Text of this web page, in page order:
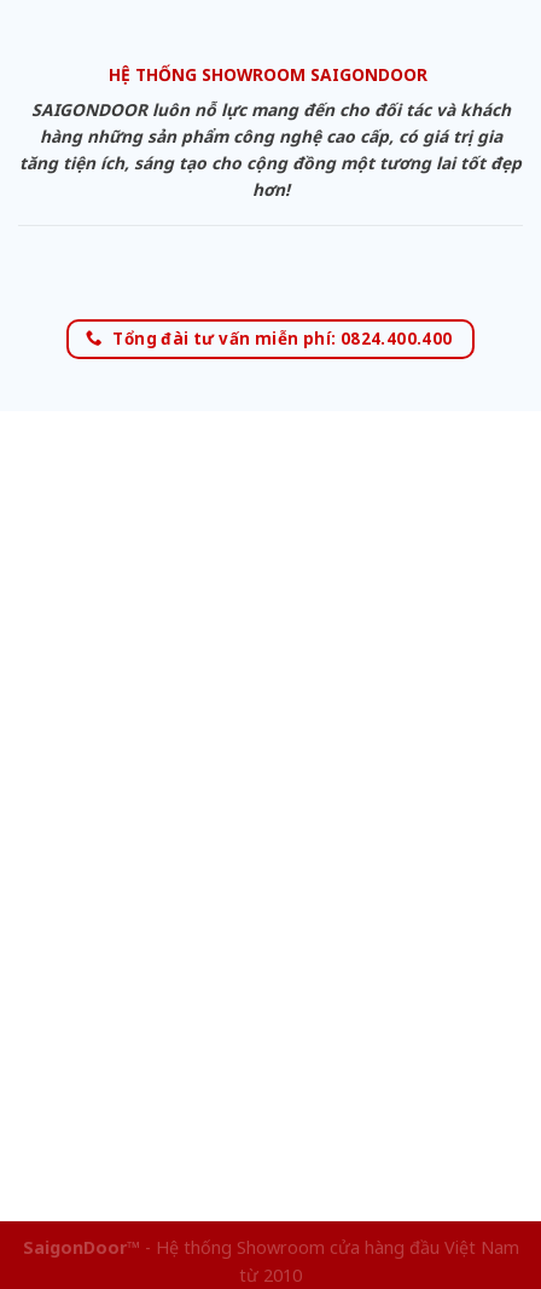
HỆ THỐNG SHOWROOM SAIGONDOOR
SAIGONDOOR luôn nỗ lực mang đến cho đối tác và khách
hàng những sản phẩm công nghệ cao cấp, có giá trị gia
tăng tiện ích, sáng tạo cho cộng đồng một tương lai tốt đẹp
hơn!
Tổng đài tư vấn miễn phí: 0824.400.400
SaigonDoor™ - Hệ thống Showroom cửa hàng đầu Việt Nam
từ 2010